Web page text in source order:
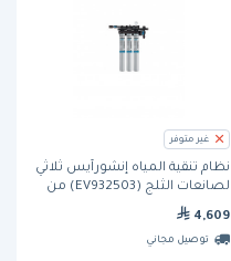
غير متوفر
نظام تنقية المياه إنشورآيس ثلاثي
لصانعات الثلج (EV932503) من
4,609
توصيل مجاني